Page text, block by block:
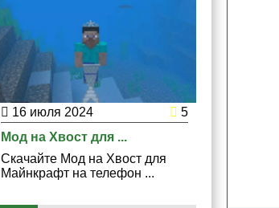
16 июля 2024
5
Мод на Хвост для ...
Скачайте Мод на Хвост для
Майнкрафт на телефон ...